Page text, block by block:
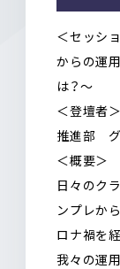
＜セッシ
からの運
は？～
＜登壇
推進部 グ
＜概要＞
日々のク
ンプレか
ロナ禍を
我々の運